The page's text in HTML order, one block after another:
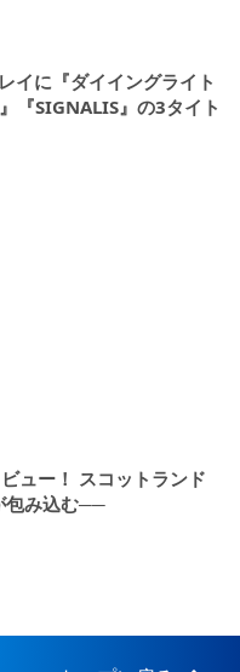
に『ダイイングライト
『SIGNALIS』の3タイト
ュー！ スコットランド
包み込む──